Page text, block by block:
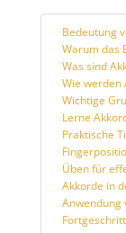
Bedeutung
Warum das
Was sind
Wie werden
Wichtige
Lerne
Praktische
Üben für
Akkorde in
Anwendung